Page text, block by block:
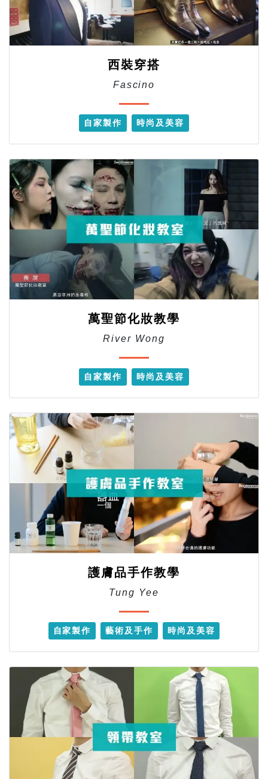
西裝穿搭
Fascino
自家製作 時尚及美容
萬聖節化妝教學
River Wong
自家製作 時尚及美容
護膚品手作教學
Tung Yee
自家製作 藝術及手作 時尚及美容